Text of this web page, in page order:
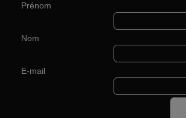
Prénom
Nom
E-mail